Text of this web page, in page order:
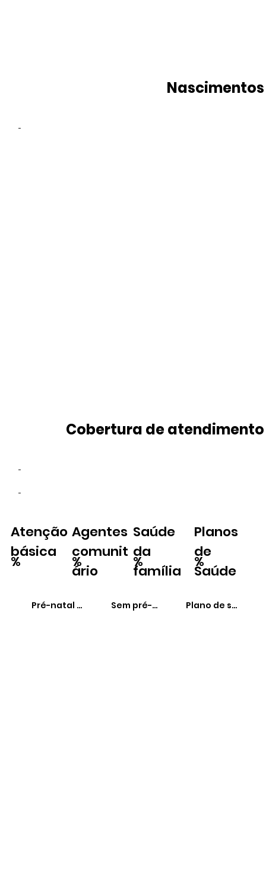
Nascimentos
-
Cobertura de atendimento
-
-
%
Planos
de
Saúde
%
Agentes
comunit
ário
%
Atenção
básica
Saúde
da
família
%
Pré-natal adequadoSem pré-natal Plano de saúde